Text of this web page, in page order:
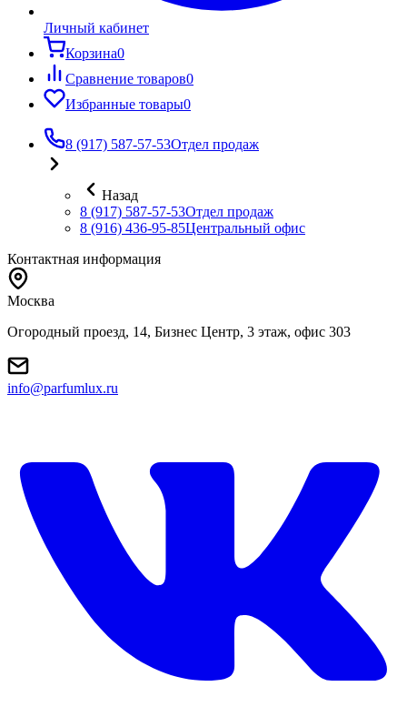
Личный кабинет
Корзина0
Сравнение товаров0
Избранные товары0
8 (917) 587-57-53Отдел продаж
Назад
8 (917) 587-57-53Отдел продаж
8 (916) 436-95-85Центральный офис
Контактная информация
Москва
Огородный проезд, 14, Бизнес Центр, 3 этаж, офис 303
info@parfumlux.ru